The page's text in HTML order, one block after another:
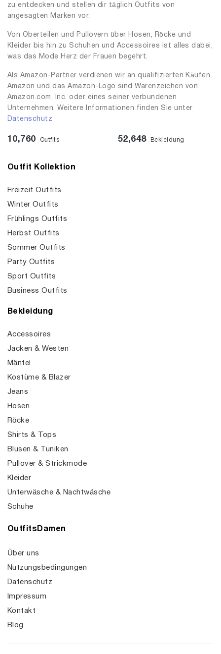
zu entdecken und stellen dir täglich Outfits von
angesagten Marken vor.
Von Oberteilen und Pullovern über Hosen, Röcke und
Kleider bis hin zu Schuhen und Accessoires ist alles dabei,
was das Mode Herz der Frauen begehrt.
Als Amazon-Partner verdienen wir an qualifizierten Käufen.
Amazon und das Amazon-Logo sind Warenzeichen von
Amazon.com, Inc. oder eines seiner verbundenen
Unternehmen. Weitere Informationen finden Sie unter
Datenschutz
10,760 Outfits 52,648 Bekleidung
Outfit Kollektion
Freizeit Outfits
Winter Outfits
Frühlings Outfits
Herbst Outfits
Sommer Outfits
Party Outfits
Sport Outfits
Business Outfits
Bekleidung
Accessoires
Jacken & Westen
Mäntel
Kostüme & Blazer
Jeans
Hosen
Röcke
Shirts & Tops
Blusen & Tuniken
Pullover & Strickmode
Kleider
Unterwäsche & Nachtwäsche
Schuhe
OutfitsDamen
Über uns
Nutzungsbedingungen
Datenschutz
Impressum
Kontakt
Blog